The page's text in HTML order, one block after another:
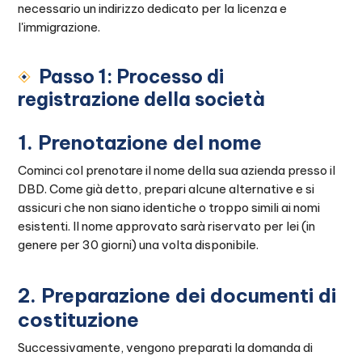
necessario un indirizzo dedicato per la licenza e
l'immigrazione.
Passo 1: Processo di
registrazione della società
1. Prenotazione del nome
Cominci col prenotare il nome della sua azienda presso il
DBD. Come già detto, prepari alcune alternative e si
assicuri che non siano identiche o troppo simili ai nomi
esistenti. Il nome approvato sarà riservato per lei (in
genere per 30 giorni) una volta disponibile.
2. Preparazione dei documenti di
costituzione
Successivamente, vengono preparati la domanda di